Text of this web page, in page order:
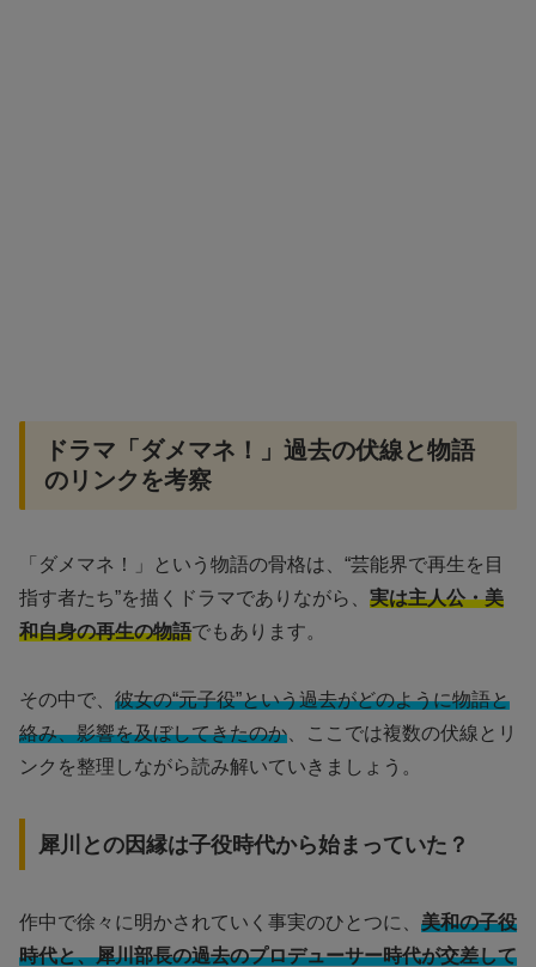
ドラマ「ダメマネ！」過去の伏線と物語
のリンクを考察
「ダメマネ！」という物語の骨格は、“芸能界で再生を目
指す者たち”を描くドラマでありながら、 実は主人公・美
和自身の再生の物語でもあります。
その中で、 彼女の“元子役”という過去がどのように物語と
絡み、影響を及ぼしてきたのか 、ここでは複数の伏線とリ
ンクを整理しながら読み解いていきましょう。
犀川との因縁は子役時代から始まっていた？
作中で徐々に明かされていく事実のひとつに、 美和の子役
時代と、犀川部長の過去のプロデューサー時代が交差して